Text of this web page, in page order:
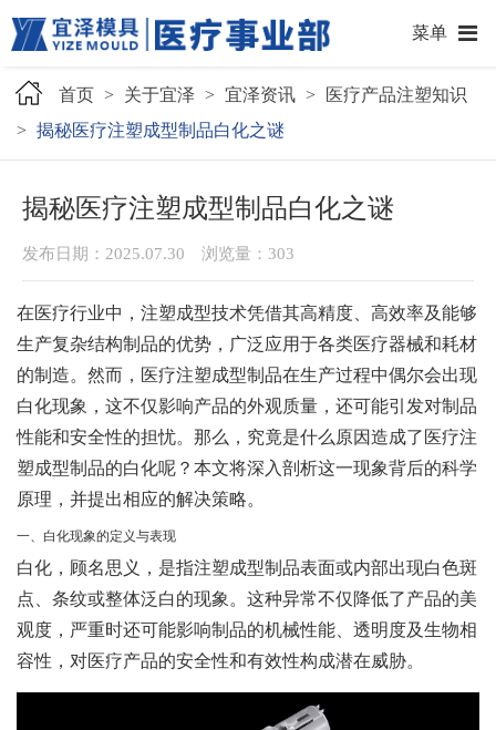
菜单
首页 > 关于宜泽 > 宜泽资讯 >
医疗产品注塑知识
> 揭秘医疗注塑成型制品白化之谜
揭秘医疗注塑成型制品白化之谜
发布日期：2025.07.30 浏览量： 303
在医疗行业中，注塑成型技术凭借其高精度、高效率及能够
生产复杂结构制品的优势，广泛应用于各类医疗器械和耗材
的制造。然而，医疗注塑成型制品在生产过程中偶尔会出现
白化现象，这不仅影响产品的外观质量，还可能引发对制品
性能和安全性的担忧。那么，究竟是什么原因造成了医疗注
塑成型制品的白化呢？本文将深入剖析这一现象背后的科学
原理，并提出相应的解决策略。
一、白化现象的定义与表现
白化，顾名思义，是指注塑成型制品表面或内部出现白色斑
点、条纹或整体泛白的现象。这种异常不仅降低了产品的美
观度，严重时还可能影响制品的机械性能、透明度及生物相
容性，对医疗产品的安全性和有效性构成潜在威胁。